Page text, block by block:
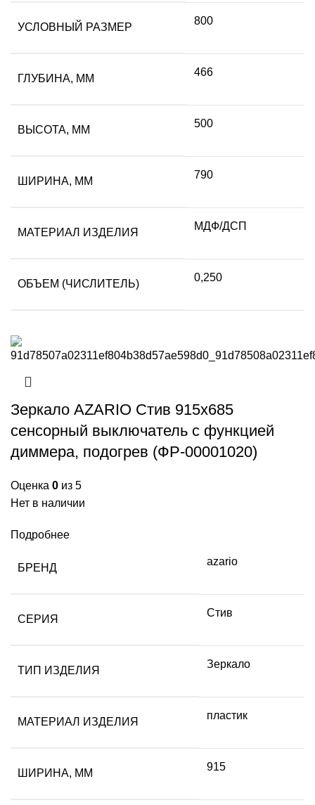
УСЛОВНЫЙ РАЗМЕР
800
ГЛУБИНА, ММ
466
ВЫСОТА, ММ
500
ШИРИНА, ММ
790
МАТЕРИАЛ ИЗДЕЛИЯ
МДФ/ДСП
ОБЪЕМ (ЧИСЛИТЕЛЬ)
0,250
Зеркало AZARIO Стив 915х685
сенсорный выключатель с функцией
диммера, подогрев (ФР-00001020)
Оценка 0 из 5
Нет в наличии
Подробнее
БРЕНД
azario
СЕРИЯ
Стив
ТИП ИЗДЕЛИЯ
Зеркало
МАТЕРИАЛ ИЗДЕЛИЯ
пластик
ШИРИНА, ММ
915